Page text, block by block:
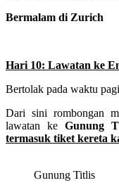
Bermalam di Zurich
Hari 10: Lawatan ke
Bertolak pada waktu
Dari sini rombongan
lawatan ke Gunung
termasuk tiket kereta
Gunung Titlis